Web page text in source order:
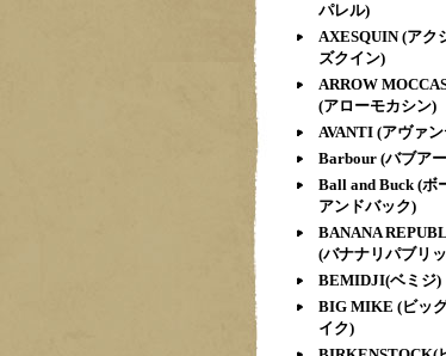
パレル)
AXESQUIN (アク
ズクイン)
ARROW
(アローモカシン)
AVANTI (アヴァ
Barbour (バブア
Ball and Buck (ボ
アンドバック)
BANANA
(バナナリパブリ
BEMIDJI(ベミジ)
BIG MIKE (ビッ
イク)